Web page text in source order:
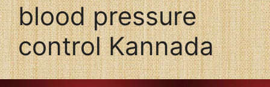
blood pressure
control Kannada